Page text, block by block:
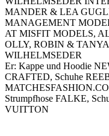
MANDER & LEA
MANAGEMENT
AT MISFIT MODELS,
OLLY, ROBIN &
WILHELMSEDER
Er: Kappe und Hoodie
CRAFTED, Schuhe
Strumpfhose FALKE,
VUITTON